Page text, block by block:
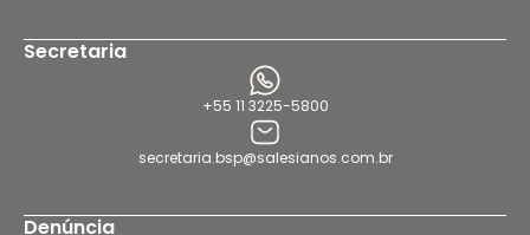
Secretaria
+55 11 3225-5800
secretaria.bsp@salesianos.com.br
Denúncia